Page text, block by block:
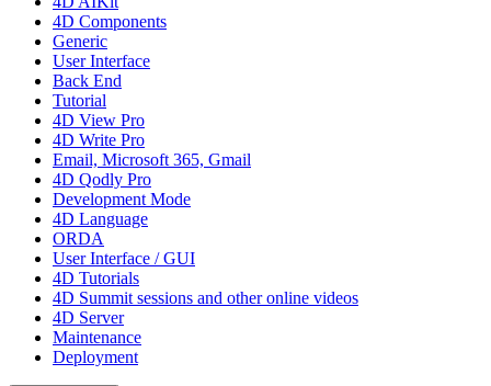
4D Components
Generic
User Interface
Back End
Tutorial
4D View Pro
4D Write Pro
Email, Microsoft 365, Gmail
4D Qodly Pro
Development Mode
4D Language
ORDA
User Interface / GUI
4D Tutorials
4D Summit sessions and other online videos
4D Server
Maintenance
Deployment